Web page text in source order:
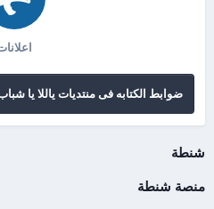
اعلانات
ضوابط الكتابه فى منتديات ياللا يا شباب
شنطة
منصة شنطة